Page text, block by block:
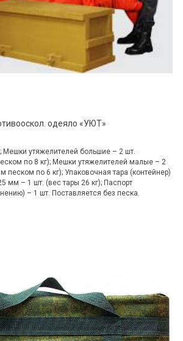
одеяло «УЮТ»
Мешки утяжелителей большие – 2 шт.
по 8 кг); Мешки утяжелителей малые – 2
песком по 6 кг); Упаковочная тара (контейнер)
мм – 1 шт. (вес тары 26 кг); Паспорт
– 1 шт. Поставляется без песка.